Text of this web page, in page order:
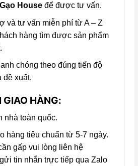
Gạo Houseđể được tư vấn.
và tư vấn miễn phí từ A – Z
hàng tìm được sản phẩm
chóng theo đúng tiến độ
đề xuất.
GIAO HÀNG:
nhà toàn quốc.
hàng tiêu chuẩn từ 5-7 ngày.
gấp vui lòng liên hệ
tin nhắn trực tiếp qua Zalo